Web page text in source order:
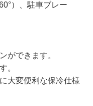
）、駐車ブレー
ができます。
。
大変便利な保冷仕様